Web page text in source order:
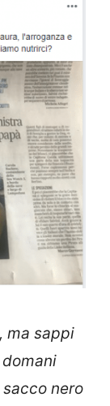
ma sappi
nero